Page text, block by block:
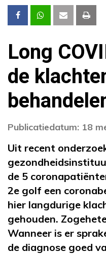
Long
de
Publicatiedatum: 18
Uit recent
de 5
2e golf een
hier langdurige
gehouden.
Wanneer is er
de diagnose goed